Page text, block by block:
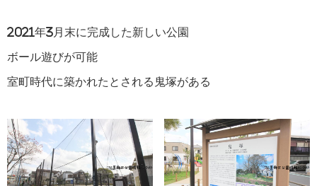
2021年3月末に完成した新しい公園
ボール遊びが可能
室町時代に築かれたとされる鬼塚がある